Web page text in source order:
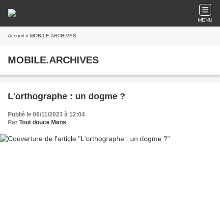
MENU
Accueil » MOBILE.ARCHIVES
MOBILE.ARCHIVES
L'orthographe : un dogme ?
Publié le 06/11/2023 à 12:04
Par Tout douce Mans